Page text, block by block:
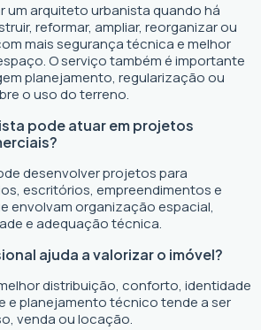
um arquiteto urbanista quando há
reformar, ampliar, reorganizar ou
mais segurança técnica e melhor
O serviço também é importante
planejamento, regularização ou
o uso do terreno.
pode atuar em projetos
desenvolver projetos para
escritórios, empreendimentos e
envolvam organização espacial,
e adequação técnica.
ajuda a valorizar o imóvel?
distribuição, conforto, identidade
e planejamento técnico tende a ser
venda ou locação.